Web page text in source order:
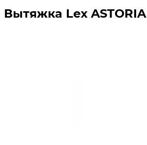
Вытяжка Lex